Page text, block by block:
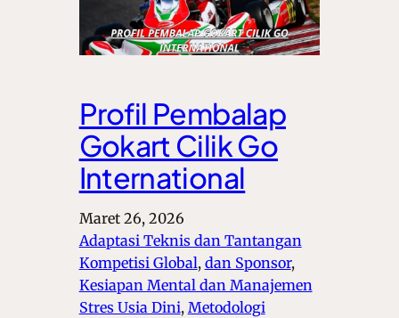
Profil Pembalap
Gokart Cilik Go
International
Maret 26, 2026
Adaptasi Teknis dan Tantangan
Kompetisi Global, dan Sponsor ,
Kesiapan Mental dan Manajemen
Stres Usia Dini, Metodologi